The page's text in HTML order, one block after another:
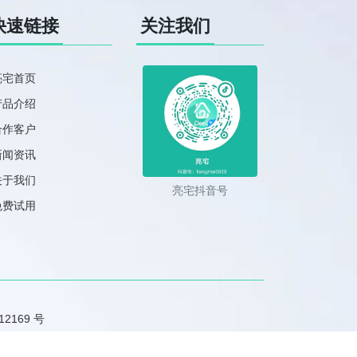
速链接
宅首页
品介绍
作客户
闻资讯
于我们
试用
关注我们
亮宅抖音号
号